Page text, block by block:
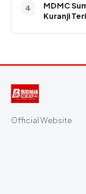
MDMC
Kuranji
Official Website